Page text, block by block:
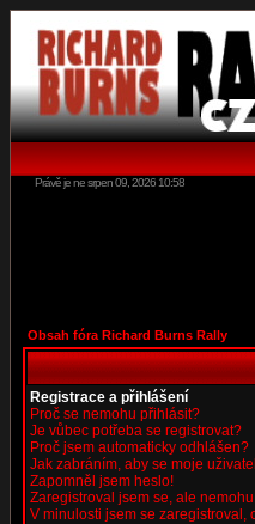
Právě je ne srpen 09, 2026 10:58
Obsah fóra Richard Burns Rally
Registrace a přihlášení
Proč se nemohu přihlásit?
Je vůbec potřeba se registrovat?
Proč jsem automaticky odhlášen?
Jak zabráním, aby se moje
Zapomněl jsem heslo!
Zaregistroval jsem se, ale
V minulosti jsem se zaregistroval,